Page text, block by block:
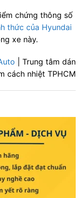
chứng thông số
thức của Hyundai
xe này.
| Trung tâm dán
cách nhiệt TPHCM